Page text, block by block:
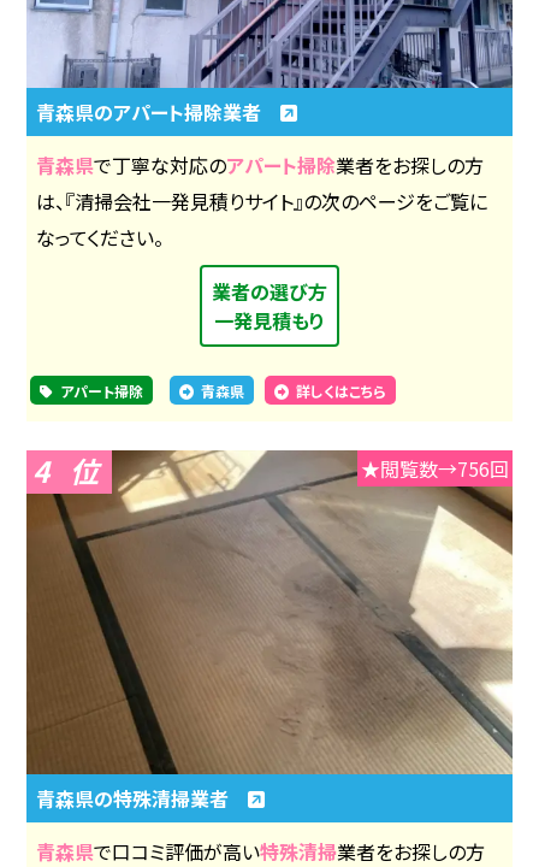
青森県のアパート掃除業者
青森県で丁寧な対応のアパート掃除業者をお探しの方
は、『清掃会社一発見積りサイト』の次のページをご覧に
なってください。
業者の選び方
一発見積もり
アパート掃除 青森県 詳しくはこちら
4 ★閲覧数→756回
青森県の特殊清掃業者
青森県で口コミ評価が高い特殊清掃業者をお探しの方